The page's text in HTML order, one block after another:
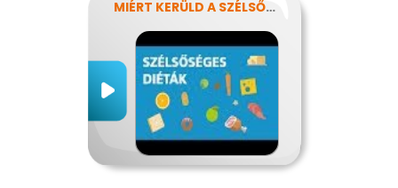
MIÉRT KERÜLD A SZÉLSŐSÉGES DIÉTÁKAT?